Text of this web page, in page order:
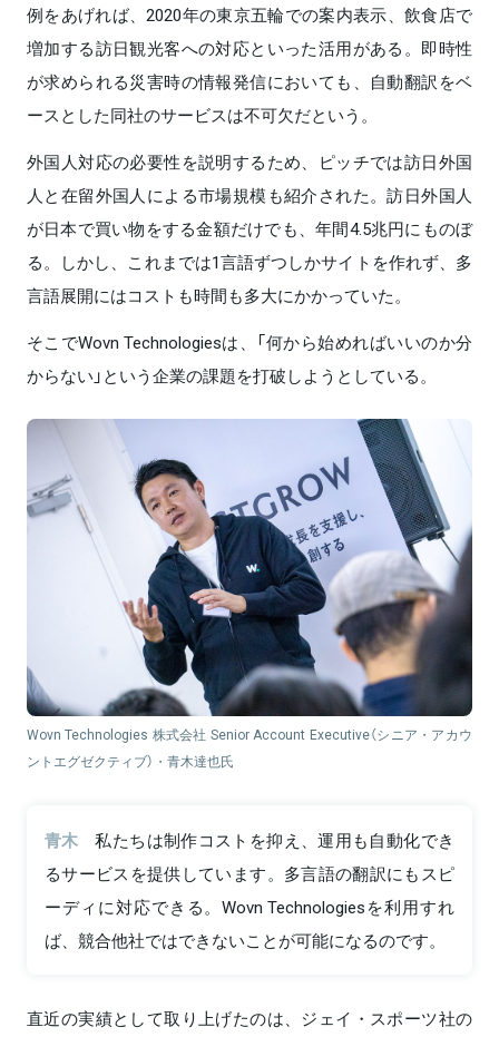
例をあげれば、2020年の東京五輪での案内表示、飲食店で
増加する訪日観光客への対応といった活用がある。即時性
が求められる災害時の情報発信においても、自動翻訳をベ
ースとした同社のサービスは不可欠だという。
外国人対応の必要性を説明するため、ピッチでは訪日外国
人と在留外国人による市場規模も紹介された。訪日外国人
が日本で買い物をする金額だけでも、年間4.5兆円にものぼ
る。しかし、これまでは1言語ずつしかサイトを作れず、多
言語展開にはコストも時間も多大にかかっていた。
そこでWovn Technologiesは、「何から始めればいいのか分
からない」という企業の課題を打破しようとしている。
Wovn Technologies 株式会社 Senior Account Executive（シニア・アカウ
ントエグゼクティブ）・青木達也氏
青木
私たちは制作コストを抑え、運用も自動化でき
るサービスを提供しています。多言語の翻訳にもスピ
ーディに対応できる。Wovn Technologiesを利用すれ
ば、競合他社ではできないことが可能になるのです。
直近の実績として取り上げたのは、ジェイ・スポーツ社の